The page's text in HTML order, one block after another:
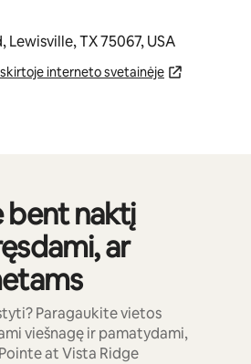
TX 75067, USA
interneto svetainėje
bent naktį
ar
Paragaukite vietos
viešnagę ir pamatydami,
at Vista Ridge